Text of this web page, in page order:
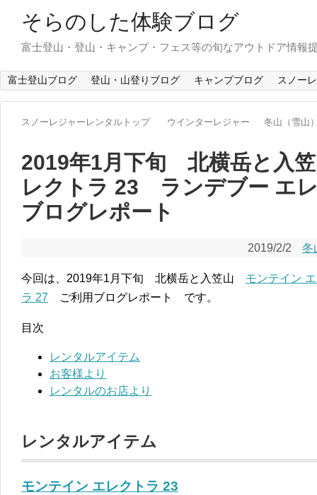
そらのした体験ブログ
富士登山・登山・キャンプ・フェス等の旬なアウトドア情報
富士登山ブログ 登山・山登りブログ キャンプブログ スノー
スノーレジャーレンタルトップ ウインターレジャー 冬山（雪山
2019年1月下旬 北横岳と入
レクトラ 23 ランデブー エ
ブログレポート
2019/2/2 冬
今回は、2019年1月下旬 北横岳と入笠山 モンテイン
ラ 27 ご利用ブログレポート です。
目次
レンタルアイテム
お客様より
レンタルのお店より
レンタルアイテム
モンテイン エレクトラ 23